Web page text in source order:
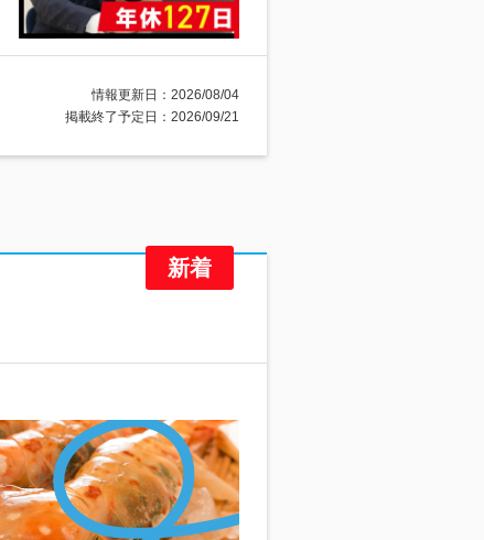
情報更新日：2026/08/04
掲載終了予定日：2026/09/21